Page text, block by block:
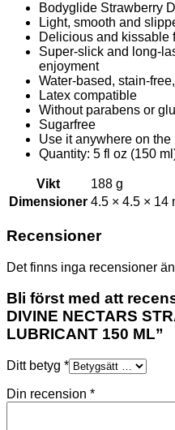
Bodyglide Strawberry
Light, smooth and
Delicious and kissable
Super-slick and long-
enjoyment
Water-based, stain-
Latex compatible
Without parabens or
Sugarfree
Use it anywhere on the
Quantity: 5 fl oz (150
Vikt
188 g
Dimensioner 4.5 × 4.5 × 14
Recensioner
Det finns inga recensioner
Bli först med att
DIVINE NECTARS
LUBRICANT 150 ML”
Ditt betyg *
Din recension *